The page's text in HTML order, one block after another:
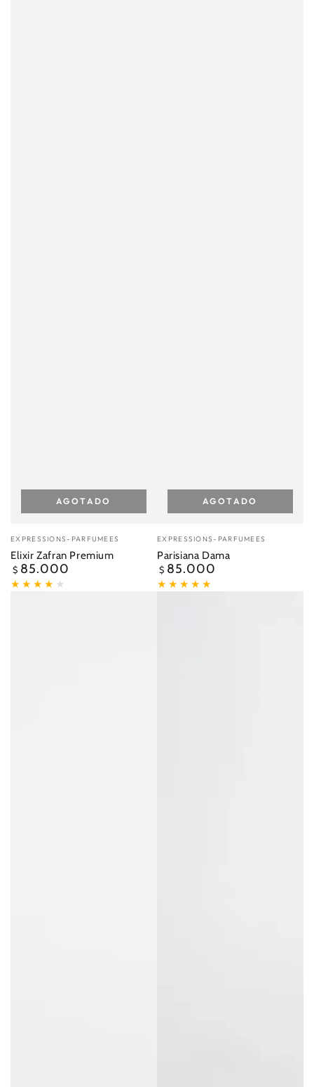
Vendedor:
EXPRESSIONS-PARFUMEES
Elixir Zafran Premium
Precio
regular
$ 85.000
AGOTADO
Vendedor:
EXPRESSIONS-PARFUMEES
Parisiana Dama
Precio
regular
$ 85.000
AGOTADO